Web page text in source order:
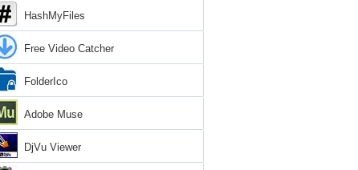
HashMyFiles
Free Video Catcher
FolderIco
Adobe Muse
DjVu Viewer